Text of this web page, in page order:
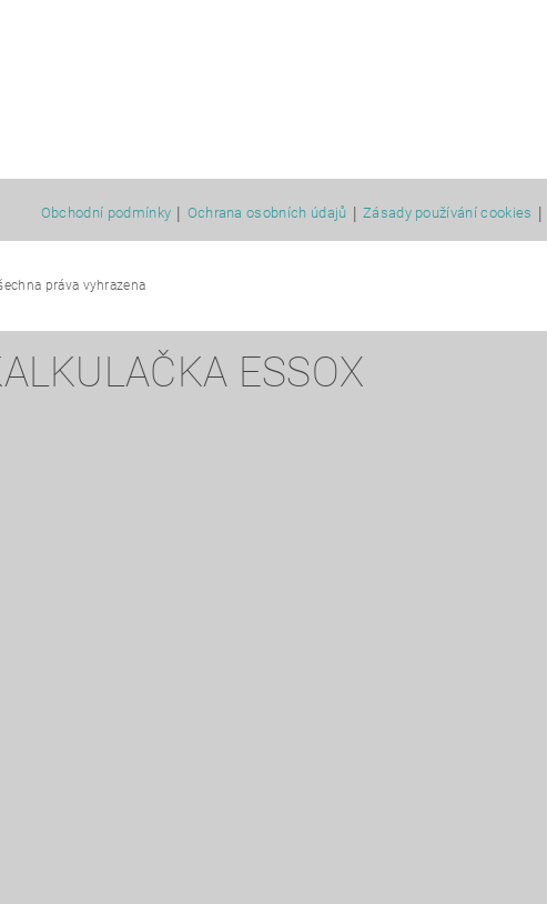
Obchodní podmínky | Ochrana osobních údajů | Zásady používání cookies |
práva vyhrazena
ESSOX